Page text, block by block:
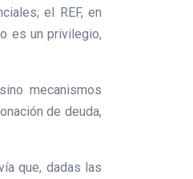
el REF, en
es un privilegio,
mecanismos
de deuda,
que, dadas las